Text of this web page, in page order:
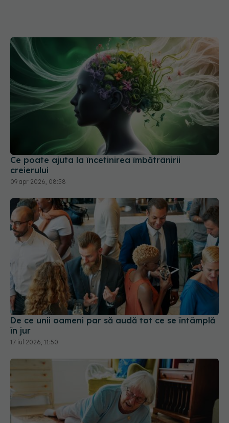
Ce poate ajuta la încetinirea îmbătrânirii
creierului
09 apr 2026, 08:58
De ce unii oameni par să audă tot ce se întâmplă
în jur
17 iul 2026, 11:50